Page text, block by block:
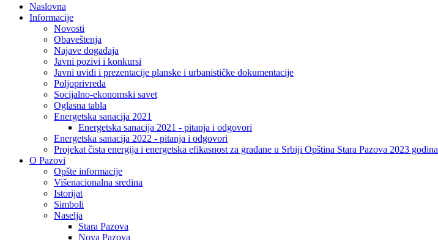
Naslovna
Informacije
Novosti
Obaveštenja
Najave događaja
Javni pozivi i konkursi
Javni uvidi i prezentacije planske i urbanističke dokumentacije
Poljoprivreda
Socijalno-ekonomski savet
Oglasna tabla
Energetska sanacija 2021
Energetska sanacija 2021 - pitanja i odgovori
Energetska sanacija 2022 - pitanja i odgovori
Projekat čista energija i energetska efikasnost za građane u Srbiji Opština Stara Pazova 2023 godina
O Pazovi
Opšte informacije
Višenacionalna sredina
Istorijat
Simboli
Naselja
Stara Pazova
Nova Pazova